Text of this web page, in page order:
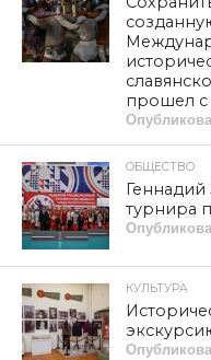
прошел с
ОБЩЕСТВО
турнира
КУЛЬТУРА